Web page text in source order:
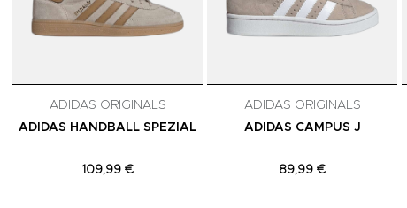
ADIDAS ORIGINALS
ADIDAS HANDBALL SPEZIAL
109,99 €
ADIDAS ORIGINALS
ADIDAS CAMPUS J
89,99 €